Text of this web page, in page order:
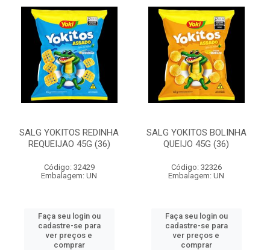
SALG YOKITOS REDINHA
REQUEIJAO 45G (36)
Código: 32429
Embalagem: UN
Faça seu login ou
cadastre-se para
ver preços e
comprar
SALG YOKITOS BOLINHA
QUEIJO 45G (36)
Código: 32326
Embalagem: UN
Faça seu login ou
cadastre-se para
ver preços e
comprar